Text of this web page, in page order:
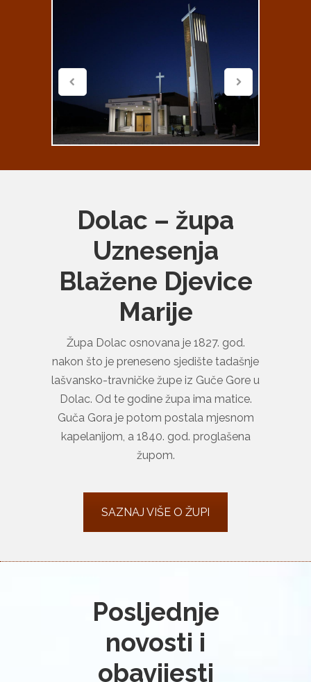
Dolac – župa
Uznesenja
Blažene Djevice
Marije
Župa Dolac osnovana je 1827. god.
nakon što je preneseno sjedište tadašnje
lašvansko-travničke župe iz Guče Gore u
Dolac. Od te godine župa ima matice.
Guča Gora je potom postala mjesnom
kapelanijom, a 1840. god. proglašena
župom.
SAZNAJ VIŠE O ŽUPI
Posljednje
novosti i
obavijesti